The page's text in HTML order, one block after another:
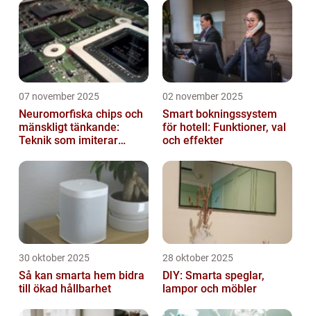
07 november 2025
Neuromorfiska chips och
mänskligt tänkande:
Teknik som imiterar
02 november 2025
Smart bokningssystem
för hotell: Funktioner, val
och effekter
30 oktober 2025
Så kan smarta hem bidra
till ökad hållbarhet
28 oktober 2025
DIY: Smarta speglar,
lampor och möbler